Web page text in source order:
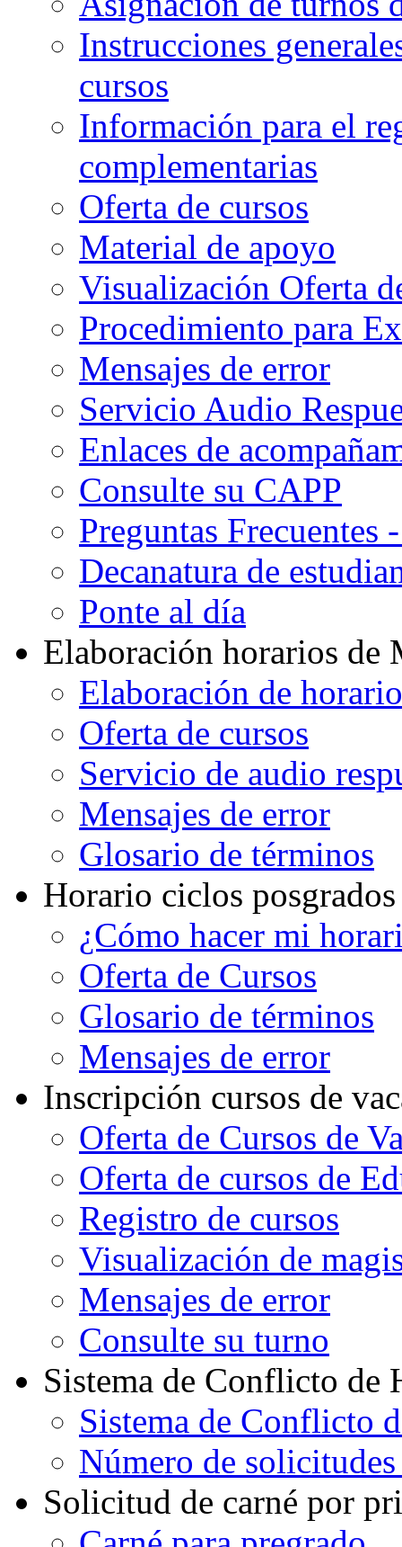
Instrucciones
cursos
Información para el
complementarias
Oferta de cursos
Material de apoyo
Visualización Oferta
Procedimiento para
Mensajes de error
Servicio Audio
Enlaces de
Consulte su CAPP
Preguntas Frecuentes
Decanatura de
Ponte al día
Elaboración horarios de
Elaboración de
Oferta de cursos
Servicio de audio
Mensajes de error
Glosario de términos
Horario ciclos posgrados
¿Cómo hacer mi
Oferta de Cursos
Glosario de términos
Mensajes de error
Inscripción cursos de
Oferta de Cursos de
Oferta de cursos de
Registro de cursos
Visualización de
Mensajes de error
Consulte su turno
Sistema de Conflicto de
Sistema de Conflicto
Número de
Solicitud de carné por